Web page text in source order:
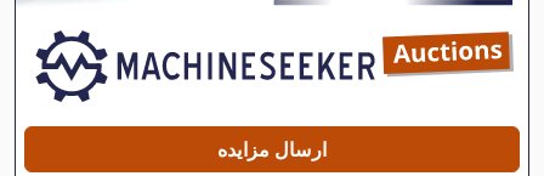
Ls 703
Ng 200
Nzm 11 400
ارسال مزایده